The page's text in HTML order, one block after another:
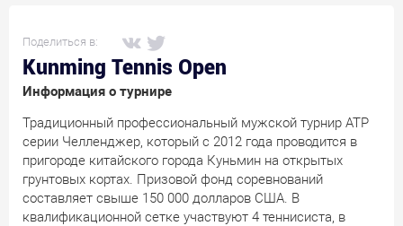
Поделиться в:
Kunming Tennis Open
Информация о турнире
Традиционный профессиональный мужской турнир АТР
серии Челленджер, который с 2012 года проводится в
пригороде китайского города Куньмин на открытых
грунтовых кортах. Призовой фонд соревнований
составляет свыше 150 000 долларов США. В
квалификационной сетке участвуют 4 теннисиста, в